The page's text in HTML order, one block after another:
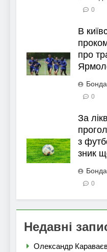
0
В
про
0
За
з
зник
0
Недавні
Олександр